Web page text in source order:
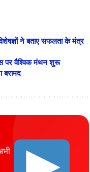
ने बताए सफलता के मंत्र
पर वैश्विक मंथन शुरू
बरामद